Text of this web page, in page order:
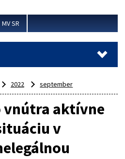
MV SR
2022 september
aktívne
v